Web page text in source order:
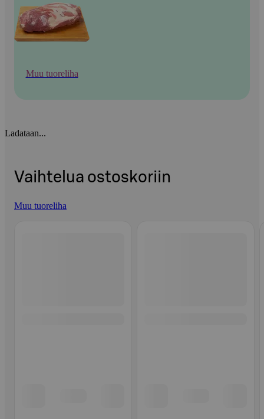
Muu tuoreliha
Ladataan...
Vaihtelua ostoskoriin
Muu tuoreliha